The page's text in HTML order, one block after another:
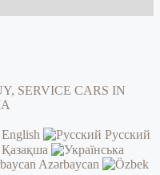
English
Русский
Қазақша
Azərbaycan